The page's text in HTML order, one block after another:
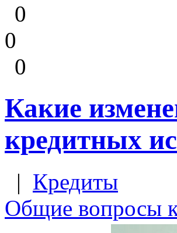
0
0
0
Какие
кредитных
| Кредиты
Общие вопросы